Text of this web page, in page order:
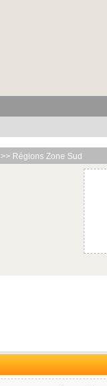
>> Régions Zone Sud